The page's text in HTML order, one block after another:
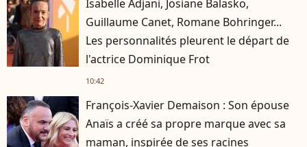
Isabelle Adjani, Josiane Balasko,
Guillaume Canet, Romane Bohringer...
Les personnalités pleurent le départ de
l'actrice Dominique Frot
10:42
François-Xavier Demaison : Son épouse
Anaïs a créé sa propre marque avec sa
maman, inspirée de ses racines